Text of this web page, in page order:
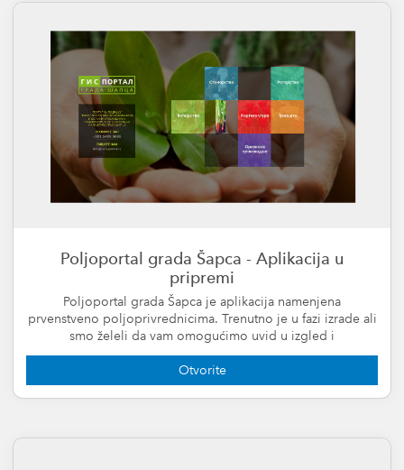
Poljoportal grada Šapca - Aplikacija u
pripremi
Poljoportal grada Šapca je aplikacija namenjena
prvenstveno poljoprivrednicima. Trenutno je u fazi izrade ali
smo želeli da vam omogućimo uvid u izgled i
funkcionalnost aplikacije koje će vam biti na raspolaganju
kada bude završena
Otvorite